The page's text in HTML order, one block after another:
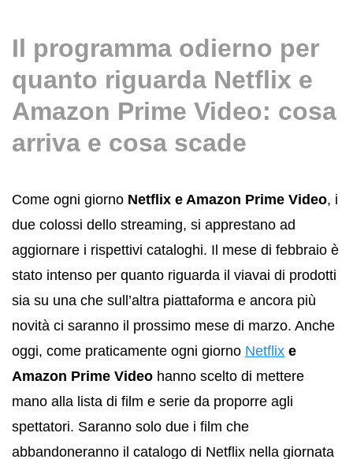
Il programma odierno per
quanto riguarda Netflix e
Amazon Prime Video: cosa
arriva e cosa scade
Come ogni giorno Netflix e Amazon Prime Video, i
due colossi dello streaming, si apprestano ad
aggiornare i rispettivi cataloghi. Il mese di febbraio è
stato intenso per quanto riguarda il viavai di prodotti
sia su una che sull’altra piattaforma e ancora più
novità ci saranno il prossimo mese di marzo. Anche
oggi, come praticamente ogni giorno Netflix e
Amazon Prime Video hanno scelto di mettere
mano alla lista di film e serie da proporre agli
spettatori. Saranno solo due i film che
abbandoneranno il catalogo di Netflix nella giornata